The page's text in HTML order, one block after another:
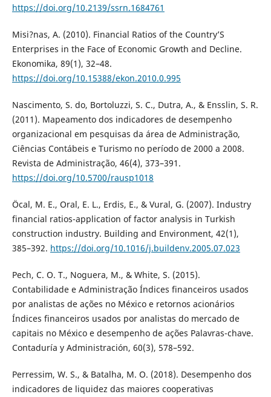
https://doi.org/10.2139/ssrn.1684761
Misi?nas, A. (2010). Financial Ratios of the Country’S
Enterprises in the Face of Economic Growth and Decline.
Ekonomika, 89(1), 32–48.
https://doi.org/10.15388/ekon.2010.0.995
Nascimento, S. do, Bortoluzzi, S. C., Dutra, A., & Ensslin, S. R.
(2011). Mapeamento dos indicadores de desempenho
organizacional em pesquisas da área de Administração,
Ciências Contábeis e Turismo no período de 2000 a 2008.
Revista de Administração, 46(4), 373–391.
https://doi.org/10.5700/rausp1018
Öcal, M. E., Oral, E. L., Erdis, E., & Vural, G. (2007). Industry
financial ratios-application of factor analysis in Turkish
construction industry. Building and Environment, 42(1),
385–392. https://doi.org/10.1016/j.buildenv.2005.07.023
Pech, C. O. T., Noguera, M., & White, S. (2015).
Contabilidade e Administração Índices financeiros usados
por analistas de ações no México e retornos acionários
Índices financeiros usados por analistas do mercado de
capitais no México e desempenho de ações Palavras-chave.
Contaduría y Administración, 60(3), 578–592.
Perressim, W. S., & Batalha, M. O. (2018). Desempenho dos
indicadores de liquidez das maiores cooperativas